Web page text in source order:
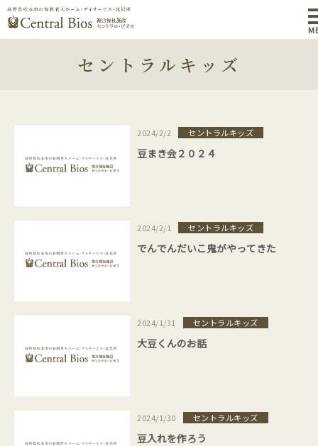
セントラルキッズ
2024/2/2 セントラルキッズ
豆まき会２０２４
2024/2/1 セントラルキッズ
でんでんだいこ鬼がやってきた
2024/1/31 セントラルキッズ
大豆くんのお話
2024/1/30 セントラルキッズ
豆入れを作ろう